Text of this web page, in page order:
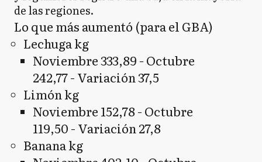
de las regiones.
Lo que más aumentó (para el GBA)
Lechuga kg
Noviembre 333,89 - Octubre
242,77 - Variación 37,5
Limón kg
Noviembre 152,78 - Octubre
119,50 - Variación 27,8
Banana kg